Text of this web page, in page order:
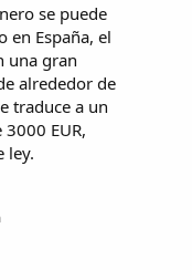
se puede
en España, el
una gran
alrededor de
traduce a un
EUR,
ley.